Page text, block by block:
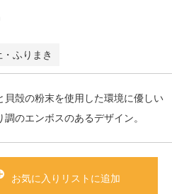
ふりまき
貝殻の粉末を使用した環境に優しい
のエンボスのあるデザイン。
お気に入りリストに追加